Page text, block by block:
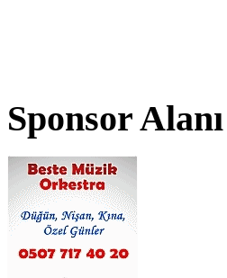
Sponsor Alanı